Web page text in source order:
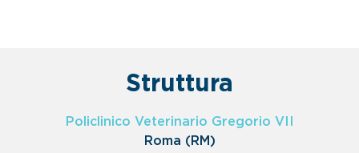
Struttura
Policlinico Veterinario Gregorio VII
Roma (RM)